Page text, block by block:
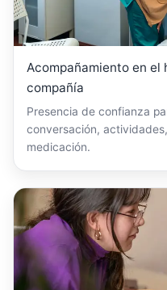
Acompañamiento en el
compañía
Presencia de confianza
conversación,
medicación.